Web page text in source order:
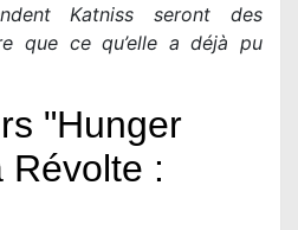
Katniss seront des
que ce qu’elle a déjà pu